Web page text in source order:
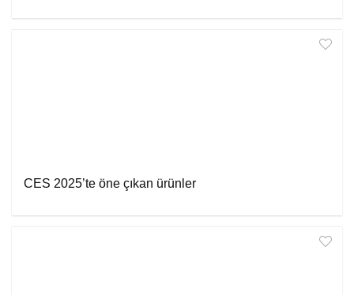
CES 2025’te öne çıkan ürünler